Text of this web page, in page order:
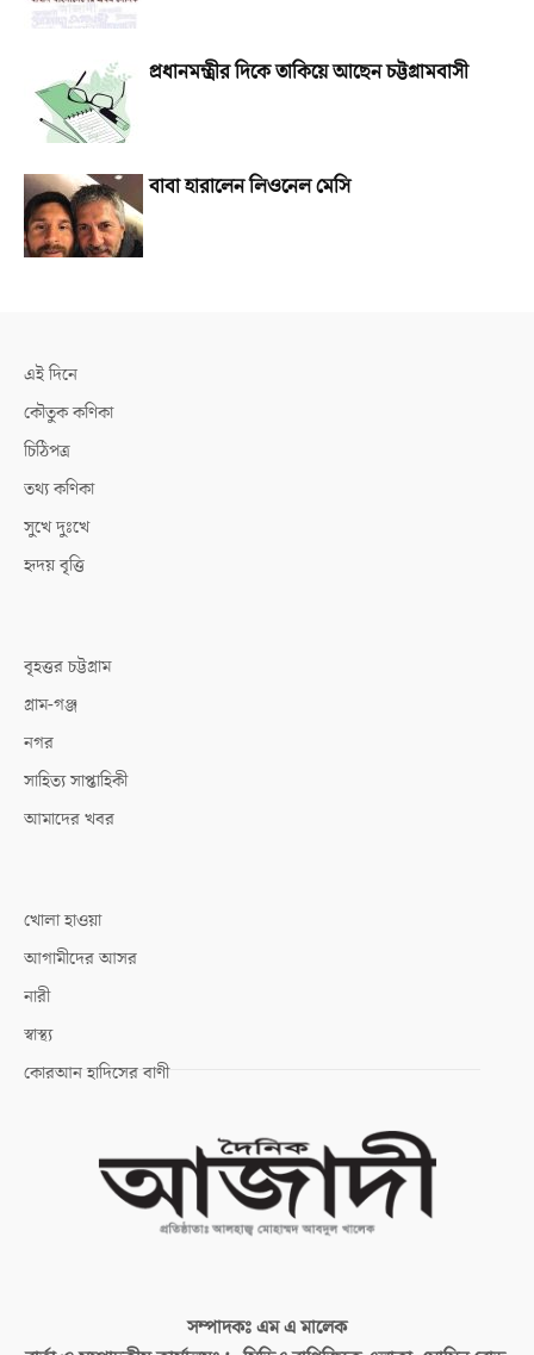
প্রধানমন্ত্রীর দিকে তাকিয়ে আছেন চট্টগ্রামবাসী
বাবা হারালেন লিওনেল মেসি
এই দিনে
কৌতুক কণিকা
চিঠিপত্র
তথ্য কণিকা
সুখে দুঃখে
হৃদয় বৃত্তি
বৃহত্তর চট্টগ্রাম
গ্রাম-গঞ্জ
নগর
সাহিত্য সাপ্তাহিকী
আমাদের খবর
খোলা হাওয়া
আগামীদের আসর
নারী
স্বাস্থ্য
কোরআন হাদিসের বাণী
সম্পাদকঃএম এ মালেক